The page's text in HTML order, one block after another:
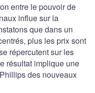
entre le pouvoir de
influe sur la
que dans un
plus les prix sont
répercutent sur les
résultat implique une
des nouveaux